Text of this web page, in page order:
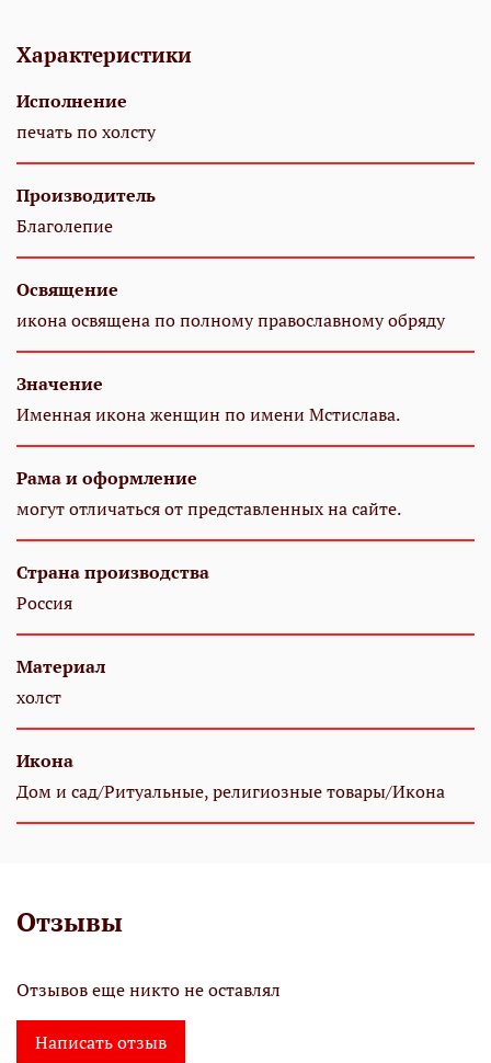
Характеристики
Исполнение
печать по холсту
Производитель
Благолепие
Освящение
икона освящена по полному православному обряду
Значение
Именная икона женщин по имени Мстислава.
Рама и оформление
могут отличаться от представленных на сайте.
Страна производства
Россия
Материал
холст
Икона
Дом и сад/Ритуальные, религиозные товары/Икона
Отзывы
Отзывов еще никто не оставлял
Написать отзыв